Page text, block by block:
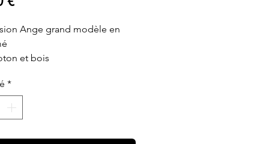
Ange grand modèle en
et bois
24cm
*